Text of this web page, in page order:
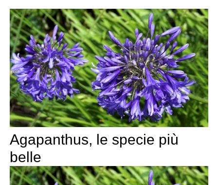
Agapanthus, le specie più
belle